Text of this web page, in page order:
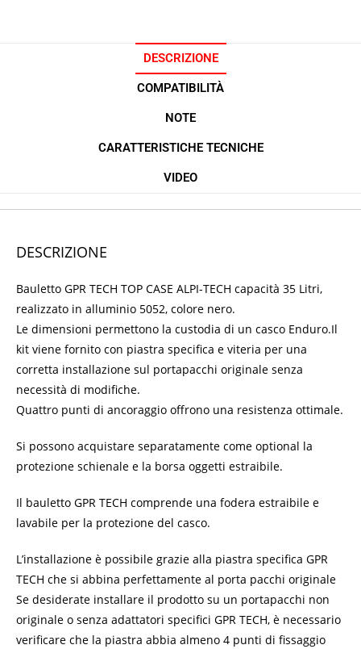
DESCRIZIONE
COMPATIBILITÀ
NOTE
CARATTERISTICHE TECNICHE
VIDEO
DESCRIZIONE
Bauletto GPR TECH TOP CASE ALPI-TECH capacità 35 Litri,
realizzato in alluminio 5052, colore nero.
Le dimensioni permettono la custodia di un casco Enduro.Il
kit viene fornito con piastra specifica e viteria per una
corretta installazione sul portapacchi originale senza
necessità di modifiche.
Quattro punti di ancoraggio offrono una resistenza ottimale.
Si possono acquistare separatamente come optional la
protezione schienale e la borsa oggetti estraibile.
Il bauletto GPR TECH comprende una fodera estraibile e
lavabile per la protezione del casco.
L’installazione è possibile grazie alla piastra specifica GPR
TECH che si abbina perfettamente al porta pacchi originale
Se desiderate installare il prodotto su un portapacchi non
originale o senza adattatori specifici GPR TECH, è necessario
verificare che la piastra abbia almeno 4 punti di fissaggio